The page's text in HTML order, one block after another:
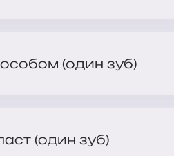
(один зуб)
(один зуб)